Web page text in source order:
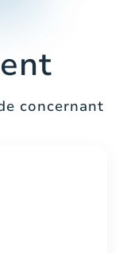
concernant